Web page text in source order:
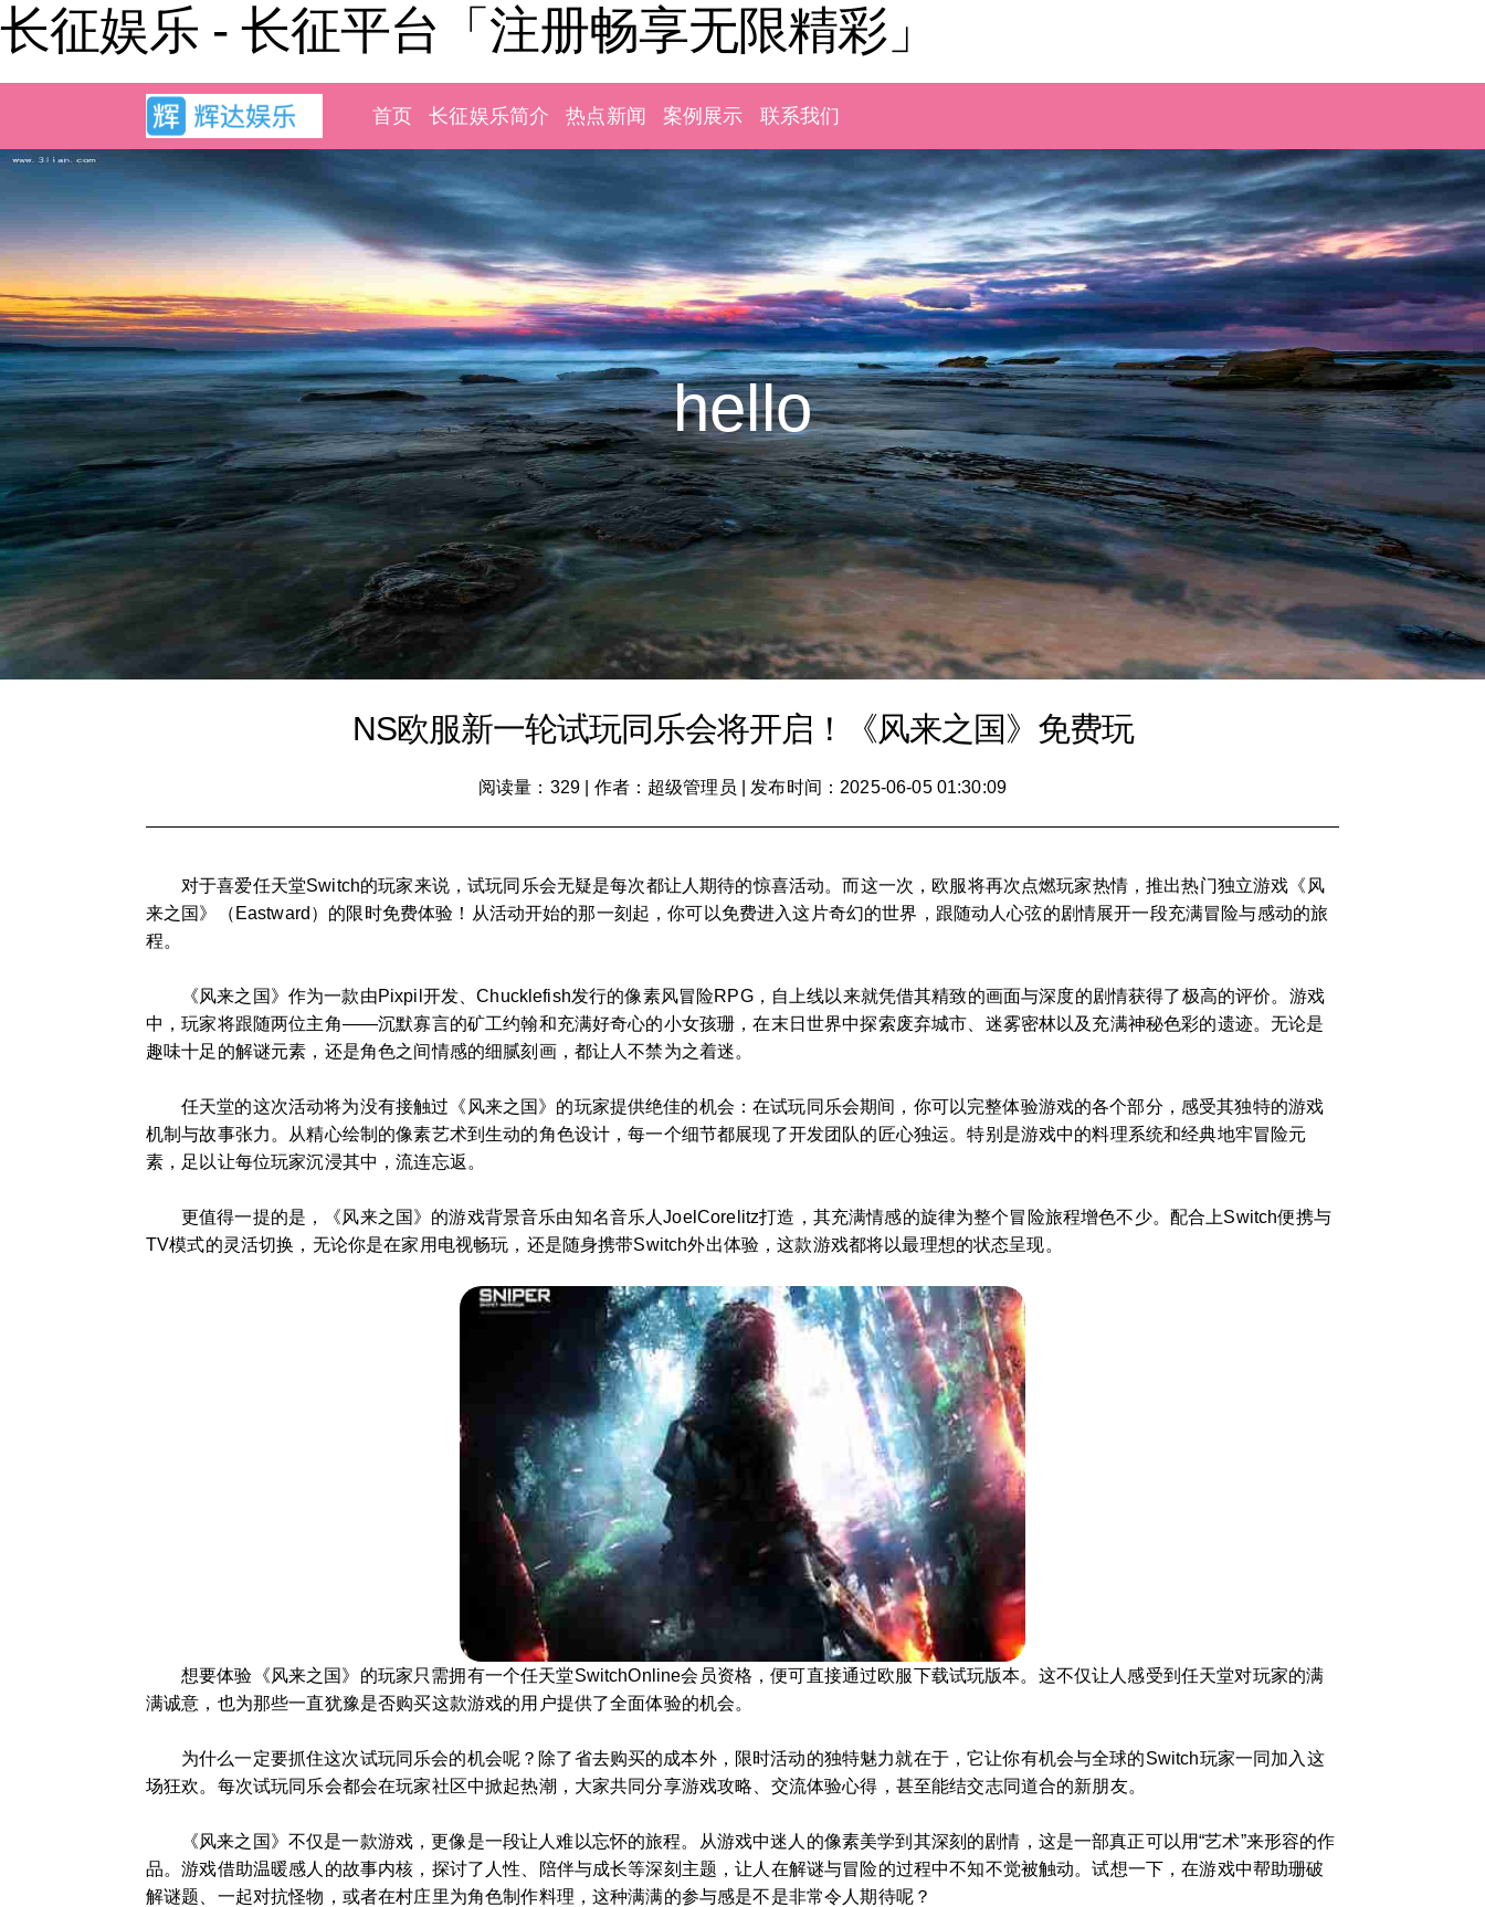
长征娱乐 - 长征平台「注册畅享无限精彩」
首页 长征娱乐简介 热点新闻 案例展示 联系我们
hello
NS欧服新一轮试玩同乐会将开启！《风来之国》免费玩
阅读量：329 作者：超级管理员 发布时间：2025-06-05 01:30:09
对于喜爱任天堂Switch的玩家来说，试玩同乐会无疑是每次都让人期待的惊喜活动。而这一次，欧服将再次点燃玩家热情，推出热门独立游戏《风
来之国》（Eastward）的限时免费体验！从活动开始的那一刻起，你可以免费进入这片奇幻的世界，跟随动人心弦的剧情展开一段充满冒险与感动的旅
程。
《风来之国》作为一款由Pixpil开发、Chucklefish发行的像素风冒险RPG，自上线以来就凭借其精致的画面与深度的剧情获得了极高的评价。游戏
中，玩家将跟随两位主角——沉默寡言的矿工约翰和充满好奇心的小女孩珊，在末日世界中探索废弃城市、迷雾密林以及充满神秘色彩的遗迹。无论是
趣味十足的解谜元素，还是角色之间情感的细腻刻画，都让人不禁为之着迷。
任天堂的这次活动将为没有接触过《风来之国》的玩家提供绝佳的机会：在试玩同乐会期间，你可以完整体验游戏的各个部分，感受其独特的游戏
机制与故事张力。从精心绘制的像素艺术到生动的角色设计，每一个细节都展现了开发团队的匠心独运。特别是游戏中的料理系统和经典地牢冒险元
素，足以让每位玩家沉浸其中，流连忘返。
更值得一提的是，《风来之国》的游戏背景音乐由知名音乐人JoelCorelitz打造，其充满情感的旋律为整个冒险旅程增色不少。配合上Switch便携与
TV模式的灵活切换，无论你是在家用电视畅玩，还是随身携带Switch外出体验，这款游戏都将以最理想的状态呈现。
想要体验《风来之国》的玩家只需拥有一个任天堂SwitchOnline会员资格，便可直接通过欧服下载试玩版本。这不仅让人感受到任天堂对玩家的满
满诚意，也为那些一直犹豫是否购买这款游戏的用户提供了全面体验的机会。
为什么一定要抓住这次试玩同乐会的机会呢？除了省去购买的成本外，限时活动的独特魅力就在于，它让你有机会与全球的Switch玩家一同加入这
场狂欢。每次试玩同乐会都会在玩家社区中掀起热潮，大家共同分享游戏攻略、交流体验心得，甚至能结交志同道合的新朋友。
《风来之国》不仅是一款游戏，更像是一段让人难以忘怀的旅程。从游戏中迷人的像素美学到其深刻的剧情，这是一部真正可以用“艺术”来形容的作
品。游戏借助温暖感人的故事内核，探讨了人性、陪伴与成长等深刻主题，让人在解谜与冒险的过程中不知不觉被触动。试想一下，在游戏中帮助珊破
解谜题、一起对抗怪物，或者在村庄里为角色制作料理，这种满满的参与感是不是非常令人期待呢？